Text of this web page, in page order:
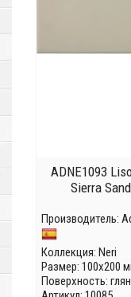
ADNE1093
Sierra Sand
Производитель:
Коллекция: Neri
Размер: 100x200
Поверхность: